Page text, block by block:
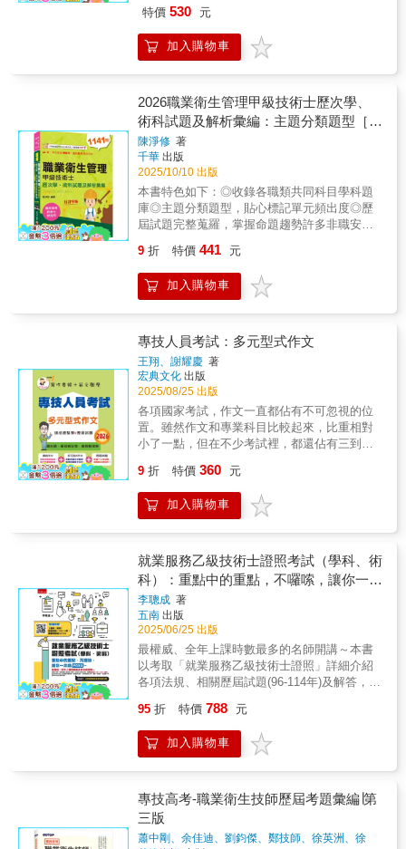
考考題，適合眼鏡配光從業人員及視光相關科
試。 作者教學與實務經驗豐富，編寫本書
學習架構完整，包括：本章大綱、重點整理、
隨文例題（含專家闢析）及題庫練習（歷屆考
輔以圖表說明，確實掌握命題方針。各章章末
精選歷屆考題及解答，並解析相關概念，使讀
者能融會貫通，舉一反三。各章以星星符號代
表歷屆考題出題比例，數目越多代表出題比例
越高，最多5顆，以供讀者備考參酌。 書中
以QR Code提供讀者掃描下載歷屆試題題庫，
以供應考複習所需，還可掌握最新命題趨勢，
是一本全方位驗光人員應考致勝祕笈。
2026年版特別收錄最新114年的專技驗光人員高
考考題，適合眼鏡配光從業人員及視光相關科
特價 530 元
加入購物車
2026職業衛生管理甲級技術士歷次學、
術科試題及解析彙編：主題分類題型［九
版］（專技高考／技術士／研究所）
陳淨修 著
千華 出版
2025/10/10 出版
本書特色如下：◎收錄各職類共同科目學科題
庫◎主題分類題型，貼心標記單元頻出度◎歷
屆試題完整蒐羅，掌握命題趨勢許多非職安系
士的資格，考取乙級技術士證照，為自己的生
涯增加第二專長。相對而言，甲級技術士證照
就較乏人問津，因為考題難度較高，有資格報
得，分為學、術科，學科80題選擇題，基本
上，只要熟悉考古題就夠了，本書提供近年學
科試題彙整，協助讀者掌握命題趨勢。術科因
為有一半以上考法規，所以法規的準備是一個
重點，建議事先對法規內容有所理解，有些聯
想畫面，背住關鍵詞及重點，才能更有效率的
融會貫通。本書試著將關鍵詞以粗體呈現，可
協助記憶關鍵考點，並在各單元前標示「頻出
度」，提醒讀者各單元出題頻率高低。當然計
二十分就可進袋了。本書分為五部分，第一部
分為歷年計算題匯整及解析，每次有一題（20
分），這一題一定要把握住，其餘問答只要答
及解析讀者在背誦時務求理解並多予聯想，記
住每題的關鍵詞以加深印象，並多注意時事及
閱讀工業安全科技等雜誌以攝取新知，增加廣
度。第三部分是各職類共同科目學科題庫，佔
分16分，一定要看過。第四部分為近年學科試
題彙整及解析可作為模擬考練習之用並予以解
析。第五部分是最新的術科試題解析。最後要
提醒的是從過去出題情況來看，除法規外，出
學因子測定、人因、缺氧、有機溶劑、個人防
護具、通風、局排。此外，計算題（包括噪
音、化測、通風）的拿分亦是證照考取的保
餐，也就是要有相當的準備，一個單元一個單
元的準備，進而在考場任意馳騁，作答時遊刃
有餘。其二是要有強烈想要證照的意志力及相
信自己的心。此外，以歷次的考題作為模擬，
9 折 特價 441 元
加入購物車
專技人員考試：多元型式作文
王翔、謝耀慶 著
宏典文化 出版
2025/08/25 出版
各項國家考試，作文一直都佔有不可忽視的位
置。雖然作文和專業科目比較起來，比重相對
小了一點，但在不少考試裡，都還佔有三到四
生總得分相同，除專業科目外，共同科目亦為
排序的依據，因此作文分數的高低很可能成為
奪榜與否的關鍵。 然而，面對廣泛無涯的作文
仔細想想，這樣的說法對於準備國家考試而
言，好像又幫不太上什麼忙。像是「多閱
讀」，這樣的建議太過廣泛，因為要讀什麼、
怎麼讀，其實才是重點，只丟了一句「多閱
讀」給對方，就好像把對方丟包到一座森林
裡，任由他尋找出路；而「多寫作」也是一個
很空泛的建議，因為「寫了什麼」非常重要，
倘若不知道自己寫的究竟符不符合考試要求，
寫了一堆也只是土法煉鋼。難怪「該怎麼準備
作文」會成為考生內心的一塊大石，時不時都
樣，不只可以透過審題技巧與寫作模組來練
習，而且其範圍也有跡可循，並非不著邊際胡
亂出題。本書採循序漸進之方式，引導考生寫
旨、如何找出文章中心思想、如何寫出各段內
容，到最後如何構思出一篇完整的文章。每一
個章節內容都相當實用，也以考場實務寫作角
9 折 特價 360 元
加入購物車
就業服務乙級技術士證照考試（學科、術
科）：重點中的重點，不囉嗦，讓你一本
就PASS(第1版)
李聰成 著
五南 出版
2025/06/25 出版
最權威、全年上課時數最多的名師開講～本書
以考取「就業服務乙級技術士證照」詳細介紹
各項法規、相關歷屆試題(96-114年)及解答，並
化，沒有繁複的文字，重點一目瞭然，讓讀者
不用摸索就能快速重點閱讀。另增附114年技能
檢定新增加的法規「乙級就業服務技術士證
管理顧問、獵才顧問、人力派遣……等工作，
也可自行開業成立私立的就業服務機構。本書
共十七章，包括一、職業訓練
法 二、就業服
95 折 特價 788 元
加入購物車
專技高考-職業衛生技師歷屆考題彙編∣第
三版
蕭中剛、余佳迪、劉鈞傑、鄭技師、徐英洲、徐